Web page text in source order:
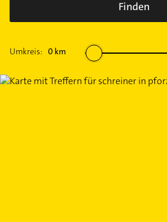
Finden
Umkreis: 0 km